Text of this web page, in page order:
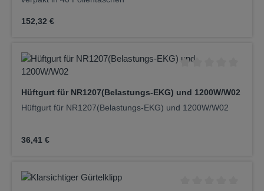
Regulärer Preis:
152,32 €
Hüftgurt für NR1207(Belastungs-EKG) und 1200W/W02
Hüftgurt für NR1207(Belastungs-EKG) und 1200W/W02
Regulärer Preis:
36,41 €